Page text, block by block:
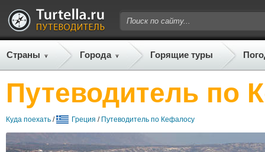
Страны Города Горящие туры
Путеводитель по
Куда поехать / Греция / Путеводитель по Кефалосу